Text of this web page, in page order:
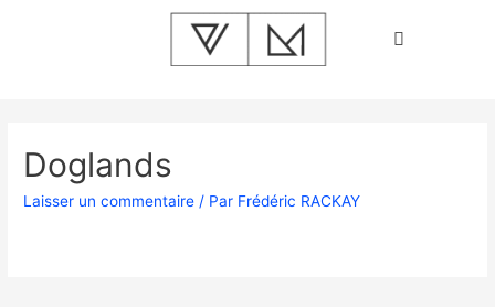
Doglands
Laisser un commentaire / Par Frédéric RACKAY